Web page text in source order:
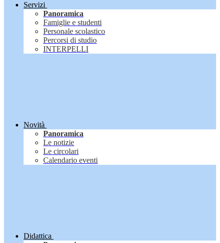
Servizi
Panoramica
Famiglie e studenti
Personale scolastico
Percorsi di studio
INTERPELLI
Novità
Panoramica
Le notizie
Le circolari
Calendario eventi
Didattica